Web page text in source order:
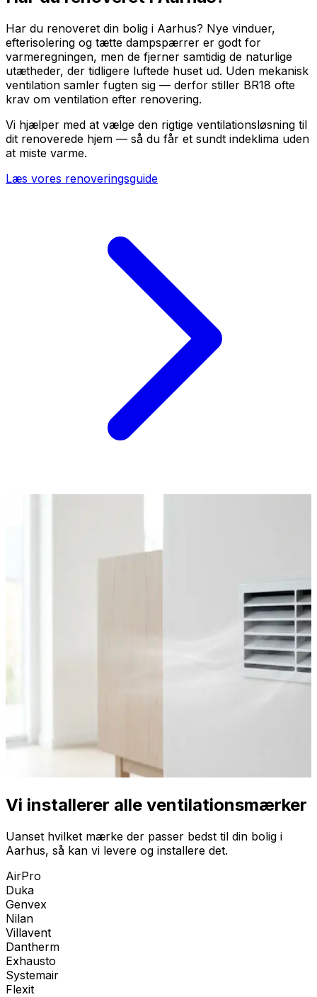
Har du renoveret din bolig i Aarhus? Nye vinduer,
efterisolering og tætte dampspærrer er godt for
varmeregningen, men de fjerner samtidig de naturlige
utætheder, der tidligere luftede huset ud. Uden mekanisk
ventilation samler fugten sig — derfor stiller BR18 ofte
krav om ventilation efter renovering.
Vi hjælper med at vælge den rigtige ventilationsløsning til
dit renoverede hjem — så du får et sundt indeklima uden
at miste varme.
Læs vores renoveringsguide
Vi installerer alle ventilationsmærker
Uanset hvilket mærke der passer bedst til din bolig i
Aarhus, så kan vi levere og installere det.
AirPro
Duka
Genvex
Nilan
Villavent
Dantherm
Exhausto
Systemair
Flexit